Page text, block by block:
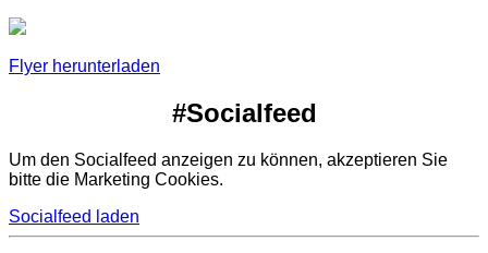
Flyer herunterladen
#Socialfeed
Um den Socialfeed anzeigen zu können, akzeptieren Sie
bitte die Marketing Cookies.
Socialfeed laden